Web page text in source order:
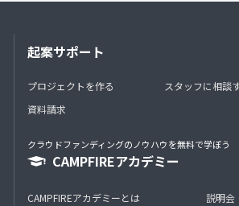
起案サポート
プロジェクトを作る
資料請求
スタッフに相談
クラウドファンディングのノウハウを無料で学ぼう
CAMPFIREアカデミー
CAMPFIREアカデミーとは
説明会